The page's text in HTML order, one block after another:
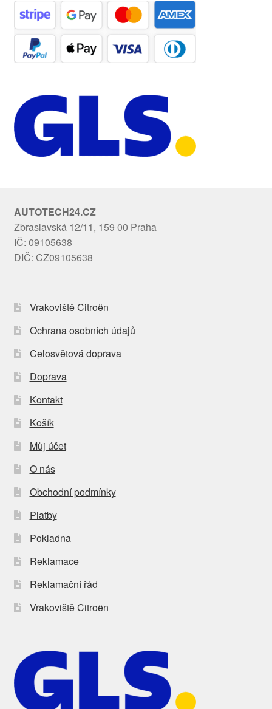
AUTOTECH24.CZ
Zbraslavská 12/11, 159 00 Praha
IČ: 09105638
DIČ: CZ09105638
Vrakoviště Citroën
Ochrana osobních údajů
Celosvětová doprava
Doprava
Kontakt
Košík
Můj účet
O nás
Obchodní podmínky
Platby
Pokladna
Reklamace
Reklamační řád
Vrakoviště Citroën